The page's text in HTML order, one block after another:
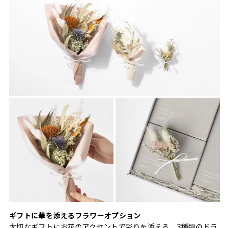
ギフトに華を添えるフラワーオプション